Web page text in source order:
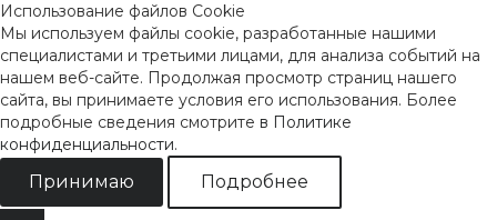
Использование файлов Cookie
Мы используем файлы cookie, разработанные нашими
специалистами и третьими лицами, для анализа событий на
нашем веб-сайте. Продолжая просмотр страниц нашего
сайта, вы принимаете условия его использования. Более
подробные сведения смотрите в Политике
конфиденциальности.
Принимаю Подробнее